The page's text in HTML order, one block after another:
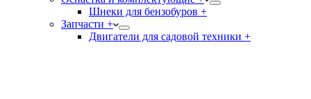
Шнеки для бензобуров +
Запчасти +
Двигатели для садовой техники +